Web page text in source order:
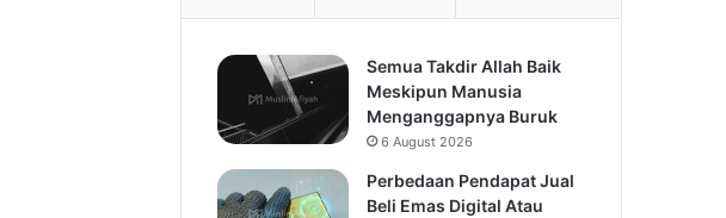
Semua Takdir Allah Baik
Meskipun Manusia
Menganggapnya Buruk
6 August 2026
Perbedaan Pendapat Jual
Beli Emas Digital Atau